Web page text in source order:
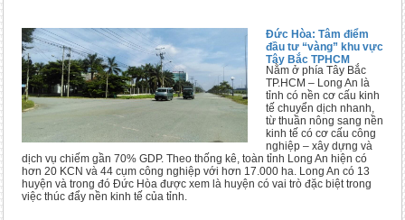
Đức Hòa: Tâm điểm
đầu tư “vàng” khu vực
Tây Bắc TPHCM
Nằm ở phía Tây Bắc
TP.HCM – Long An là
tỉnh có nền cơ cấu kinh
tế chuyển dịch nhanh,
từ thuần nông sang nền
kinh tế có cơ cấu công
nghiệp – xây dựng và
dịch vụ chiếm gần 70% GDP. Theo thống kê, toàn tỉnh Long An hiện có
hơn 20 KCN và 44 cụm công nghiệp với hơn 17.000 ha. Long An có 13
huyện và trong đó Đức Hòa được xem là huyện có vai trò đặc biệt trong
việc thúc đẩy nền kinh tế của tỉnh.